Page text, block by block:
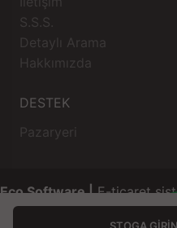
S.S.S.
Detaylı Arama
Hakkımızda
DESTEK
Pazaryeri
Eco Software |E-ticaret